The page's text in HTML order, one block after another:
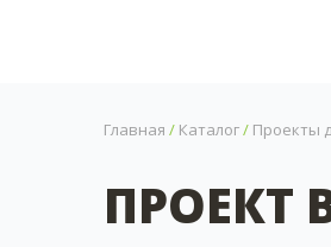
Главная / Каталог/ Проекты
ПРОЕКТ